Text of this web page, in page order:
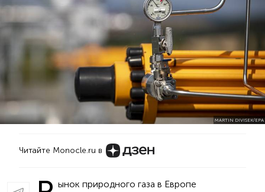
MARTIN DIVISEK/EPA
Читайте Monocle.ru в
ынок природного газа в Европе